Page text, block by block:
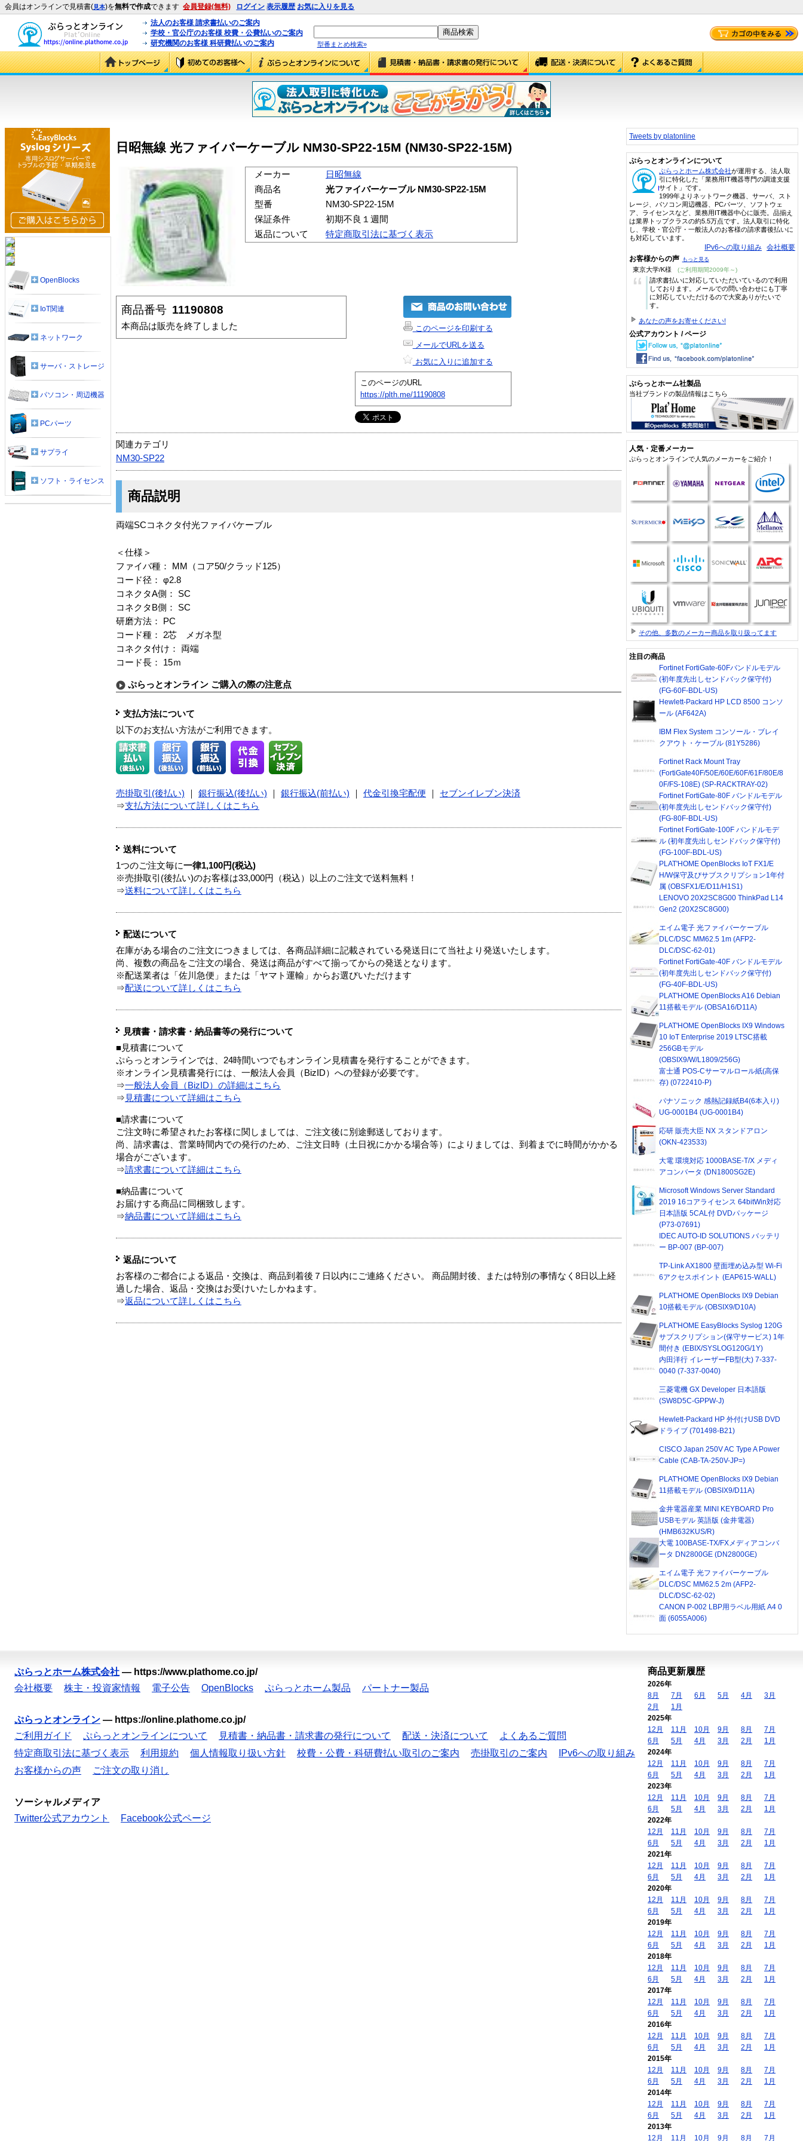
会員はオンラインで見積書(見本)を無料で作成できます 会員登録(無料) ログイン 表示履歴 お気に入りを見る
法人のお客様 請求書払いのご案内
学校・官公庁のお客様 校費・公費払いのご案内
研究機関のお客様 科研費払いのご案内
型番まとめ検索»
日昭無線 光ファイバーケーブル NM30-SP22-15M (NM30-SP22-15M)
メーカー
日昭無線
商品名
光ファイバーケーブル NM30-SP22-15M
型番
NM30-SP22-15M
保証条件
初期不良１週間
返品について
特定商取引法に基づく表示
商品番号 11190808
本商品は販売を終了しました
このページを印刷する
メールでURLを送る
お気に入りに追加する
このページのURL
https://plth.me/11190808
関連カテゴリ
NM30-SP22
商品説明
両端SCコネクタ付光ファイバケーブル
＜仕様＞
ファイバ種： MM（コア50/クラッド125）
コード径： φ2.8
コネクタA側： SC
コネクタB側： SC
研磨方法： PC
コード種： 2芯 メガネ型
コネクタ付け： 両端
コード長： 15ｍ
ぷらっとオンライン ご購入の際の注意点
支払方法について
以下のお支払い方法がご利用できます。
売掛取引(後払い) 銀行振込(後払い) 銀行振込(前払い) 代金引換宅配便
セブンイレブン決済
⇒支払方法について詳しくはこちら
送料について
1つのご注文毎に一律1,100円(税込)
※売掛取引(後払い)のお客様は33,000円（税込）以上のご注文で送料無料！
⇒送料について詳しくはこちら
配送について
在庫がある場合のご注文につきましては、各商品詳細に記載されている発送日にて当社より発送いたします。
尚、複数の商品をご注文の場合、発送は商品がすべて揃ってからの発送となります。
※配送業者は「佐川急便」または「ヤマト運輸」からお選びいただけます
⇒配送について詳しくはこちら
見積書・請求書・納品書等の発行について
■見積書について
ぷらっとオンラインでは、24時間いつでもオンライン見積書を発行することができます。
※オンライン見積書発行には、一般法人会員（BizID）への登録が必要です。
⇒一般法人会員（BizID）の詳細はこちら
⇒ 見積書について詳細はこちら
■請求書について
ご注文時に希望されたお客様に関しましては、ご注文後に別途郵送しております。
尚、請求書は、営業時間内での発行のため、ご注文日時（土日祝にかかる場合等）によりましては、到着までに時間がかかる
場合がございます。
⇒請求書について詳細はこちら
■納品書について
お届けする商品に同梱致します。
⇒納品書について詳細はこちら
返品について
お客様のご都合による返品・交換は、商品到着後７日以内にご連絡ください。 商品開封後、または特別の事情なく8日以上経
過した場合、返品・交換はお受けいたしかねます。
⇒返品について詳しくはこちら
OpenBlocks
IoT関連
ネットワーク
サーバ・ストレージ
パソコン・周辺機器
PCパーツ
サプライ
ソフト・ライセンス
Tweets by platonline
ぷらっとオンラインについて
ぷらっとホーム株式会社が運用する、法人取
引に特化した「業務用IT機器専門の調達支援
サイト」です。
1999年よりネットワーク機器、サーバ、スト
レージ、パソコン周辺機器、PCパーツ、ソフトウェ
ア、ライセンスなど、業務用IT機器中心に販売。品揃え
は業界トップクラスの約5.5万点です。法人取引に特化
し、学校・官公庁・一般法人のお客様の請求書後払いに
も対応しています。
IPv6への取り組み 会社概要
お客様からの声 もっと見る
東京大学/K様 (ご利用期間2009年～)
“
請求書払いに対応していただいているので利用
しております。メールでの問い合わせにも丁寧
に対応していただけるので大変ありがたいで
す。
あなたの声をお寄せください!
公式アカウント / ページ
ぷらっとホーム社製品
当社ブランドの製品情報はこちら
人気・定番メーカー
ぷらっとオンラインで人気のメーカーをご紹介！
その他、多数のメーカー商品を取り扱ってます
注目の商品
Fortinet FortiGate-60Fバンドルモデル
(初年度先出しセンドバック保守付)
(FG-60F-BDL-US)
Hewlett-Packard HP LCD 8500 コンソ
ール (AF642A)
IBM Flex System コンソール・ブレイ
クアウト・ケーブル (81Y5286)
Fortinet Rack Mount Tray
(FortiGate40F/50E/60E/60F/61F/80E/8
0F/FS-108E) (SP-RACKTRAY-02)
Fortinet FortiGate-80F バンドルモデル
(初年度先出しセンドバック保守付)
(FG-80F-BDL-US)
Fortinet FortiGate-100F バンドルモデ
ル (初年度先出しセンドバック保守付)
(FG-100F-BDL-US)
PLAT'HOME OpenBlocks IoT FX1/E
H/W保守及びサブスクリプション1年付
属 (OBSFX1/E/D11/H1S1)
LENOVO 20X2SC8G00 ThinkPad L14
Gen2 (20X2SC8G00)
エイム電子 光ファイバーケーブル
DLC/DSC MM62.5 1m (AFP2-
DLC/DSC-62-01)
Fortinet FortiGate-40F バンドルモデル
(初年度先出しセンドバック保守付)
(FG-40F-BDL-US)
PLAT'HOME OpenBlocks A16 Debian
11搭載モデル (OBSA16/D11A)
PLAT'HOME OpenBlocks IX9 Windows
10 IoT Enterprise 2019 LTSC搭載
256GBモデル
(OBSIX9/W/L1809/256G)
富士通 POS-Cサーマルロール紙(高保
存) (0722410-P)
パナソニック 感熱記録紙B4(6本入り)
UG-0001B4 (UG-0001B4)
応研 販売大臣 NX スタンドアロン
(OKN-423533)
大電 環境対応 1000BASE-T/X メディ
アコンバータ (DN1800SG2E)
Microsoft Windows Server Standard
2019 16コアライセンス 64bitWin対応
日本語版 5CAL付 DVDパッケージ
(P73-07691)
IDEC AUTO-ID SOLUTIONS バッテリ
ー BP-007 (BP-007)
TP-Link AX1800 壁面埋め込み型 Wi-Fi
6アクセスポイント (EAP615-WALL)
PLAT'HOME OpenBlocks IX9 Debian
10搭載モデル (OBSIX9/D10A)
PLAT'HOME EasyBlocks Syslog 120G
サブスクリプション(保守サービス) 1年
間付き (EBIX/SYSLOG120G/1Y)
内田洋行 イレーザーFB型(大) 7-337-
0040 (7-337-0040)
三菱電機 GX Developer 日本語版
(SW8D5C-GPPW-J)
Hewlett-Packard HP 外付けUSB DVD
ドライブ (701498-B21)
CISCO Japan 250V AC Type A Power
Cable (CAB-TA-250V-JP=)
PLAT'HOME OpenBlocks IX9 Debian
11搭載モデル (OBSIX9/D11A)
金井電器産業 MINI KEYBOARD Pro
USBモデル 英語版 (金井電器)
(HMB632KUS/R)
大電 100BASE-TX/FXメディアコンバ
ータ DN2800GE (DN2800GE)
エイム電子 光ファイバーケーブル
DLC/DSC MM62.5 2m (AFP2-
DLC/DSC-62-02)
CANON P-002 LBP用ラベル用紙 A4 0
面 (6055A006)
ぷらっとホーム株式会社 — https://www.plathome.co.jp/
会社概要
株主・投資家情報 電子公告 OpenBlocks ぷらっとホーム製品 パートナー製品
ぷらっとオンライン — https://online.plathome.co.jp/
ご利用ガイド
ぷらっとオンラインについて 見積書・納品書・請求書の発行について 配送・決済について
よくあるご質問
特定商取引法に基づく表示
利用規約 個人情報取り扱い方針 校費・公費・科研費払い取引のご案内 売掛取引のご案内
IPv6への取り組み
お客様からの声
ご注文の取り消し
ソーシャルメディア
Twitter公式アカウント
Facebook公式ページ
商品更新履歴
2026年
8月
7月 6月 5月 4月
3月
2月
1月
2025年
12月
11月 10月 9月 8月
7月
6月
5月 4月 3月 2月
1月
2024年
12月
11月 10月 9月 8月
7月
6月
5月 4月 3月 2月
1月
2023年
12月
11月 10月 9月 8月
7月
6月
5月 4月 3月 2月
1月
2022年
12月
11月 10月 9月 8月
7月
6月
5月 4月 3月 2月
1月
2021年
12月
11月 10月 9月 8月
7月
6月
5月 4月 3月 2月
1月
2020年
12月
11月 10月 9月 8月
7月
6月
5月 4月 3月 2月
1月
2019年
12月
11月 10月 9月 8月
7月
6月
5月 4月 3月 2月
1月
2018年
12月
11月 10月 9月 8月
7月
6月
5月 4月 3月 2月
1月
2017年
12月
11月 10月 9月 8月
7月
6月
5月 4月 3月 2月
1月
2016年
12月
11月 10月 9月 8月
7月
6月
5月 4月 3月 2月
1月
2015年
12月
11月 10月 9月 8月
7月
6月
5月 4月 3月 2月
1月
2014年
12月
11月 10月 9月 8月
7月
6月
5月 4月 3月 2月
1月
2013年
12月
11月 10月 9月 8月 7月